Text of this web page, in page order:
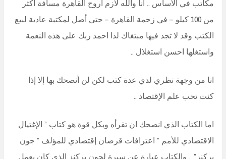
مكاتب في الأساس .. أنا والله لازم اروح القاهرة مسافة أكثر
من 100 كيلو – في زحمة القاهرة – حتى أصل لمكتبة عادية لبيع
الكتب وقد لا تجد فيها مبتغاك لذا احمد ربك على هذه النعمة
واستغلها احسن استغلال ..
انا من وجهة نظري لدي عدة كتب لكن لن أنصحك بها إلا إذا
كنت تحب علم الإقتصاد ..
اما الكتاب الذي انصحك ان تقرأه وبكل قوة هو كتاب ” الإغتيال
الاقتصادي للأمم ” اعترافات قرصان إقتصادي للمؤلف ” جون
بركنز” .. والكتاب عبارة عن سيرة لجون بركنز الذي كان يعمل